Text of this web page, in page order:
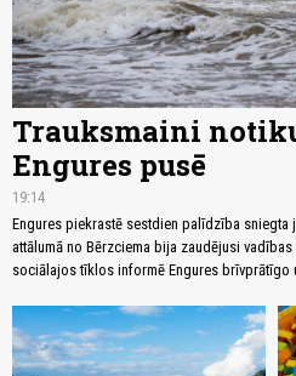
Trauksmaini
Engures pusē
19:14
Engures piekrastē sestdien palīdzība sniegta
attālumā no Bērzciema bija zaudējusi
sociālajos tīklos informē Engures brīvprātīgo